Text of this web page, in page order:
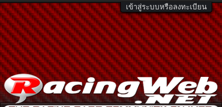
เข้าสู่ระบบหรือลงทะเบียน